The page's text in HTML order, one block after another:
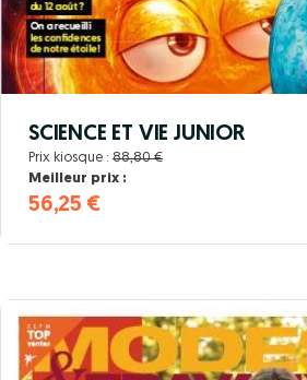
SCIENCE ET VIE JUNIOR
Prix kiosque : 88,80 €
Meilleur prix :
56,25 €